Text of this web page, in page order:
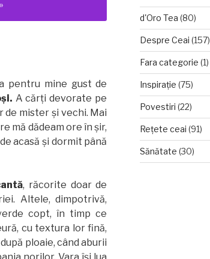
»
pentru mine gust de
A cărţi devorate pe
de mister şi vechi. Mai
mă dădeam ore în şir,
acasă şi dormit până
, răcorite doar de
Altele, dimpotrivă,
copt, în timp ce
cu textura lor fină,
după ploaie, când aburii
d'Oro Tea (80)
Despre Ceai (157)
Fara categorie (1)
Inspirație (75)
Povestiri (22)
Rețete ceai (91)
Sănătate (30)